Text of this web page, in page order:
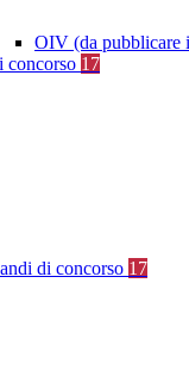
OIV (da pubblicare
concorso 17
di concorso 17